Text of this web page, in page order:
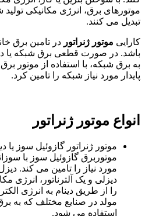
موتورهای برق، انرژی مکانیکی تولید
تبدیل می کنند.
کارایی موتور ژنراتور در تامین برق
باشد. در صورت قطعی برق شبکه
به برق شبکه، با استفاده از موتور
پایدار مورد نیاز شبکه را تامین کرد.
انواع موتور ژنراتور
موتور ژنراتور گازوئیل سوز یا
موتوربرق گازوئیل سوز با
مورد نیاز را تامین می کند.
دیزلی و یک آلترناتور، انرژی
را از طریق دینام به انرژی
مولد در صنایع مختلف که به
استفاده می شود.